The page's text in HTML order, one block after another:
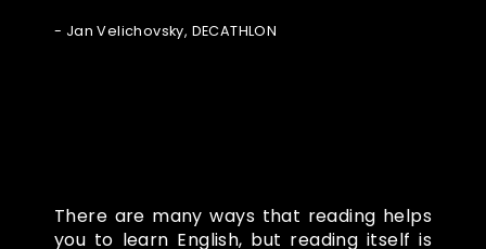
- Jan Velichovsky, DECATHLON
There are many ways that reading helps
you to learn English, but reading itself is